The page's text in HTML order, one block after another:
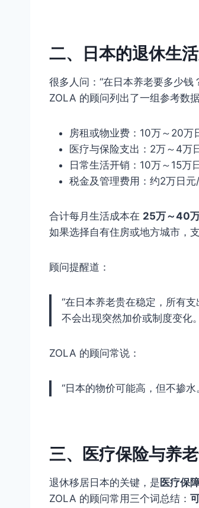
二、日本的退休生
很多人问：“在日本养老要多少钱
ZOLA 的顾问列出了一组参考数
房租或物业费：10万～20万
医疗与保险支出：2万～4万
日常生活开销：10万～15万
税金及管理费用：约2万日元
合计每月生活成本在 25万～40
如果选择自有住房或地方城市，
顾问提醒道：
“在日本养老贵在稳定，所有支
不会出现突然加价或制度变化
ZOLA 的顾问常说：
“日本的物价可能高，但不掺
三、医疗保险与养
退休移居日本的关键，是 医疗保
ZOLA 的顾问常用三个词总结：